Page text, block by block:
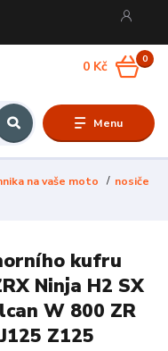
Menu
0
0 Kč
na vaše moto
nosiče
kufru
Ninja H2 SX
W 800 ZR
Z125